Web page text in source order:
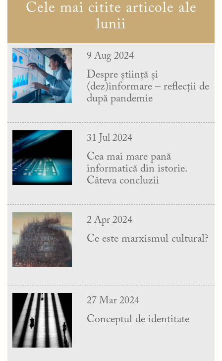
Cele mai citite articole ale
lunii
9 Aug 2024
Despre știință și
(dez)informare – reflecții de
după pandemie
31 Jul 2024
Cea mai mare pană
informatică din istorie.
Câteva concluzii
2 Apr 2024
Ce este marxismul cultural?
27 Mar 2024
Conceptul de identitate